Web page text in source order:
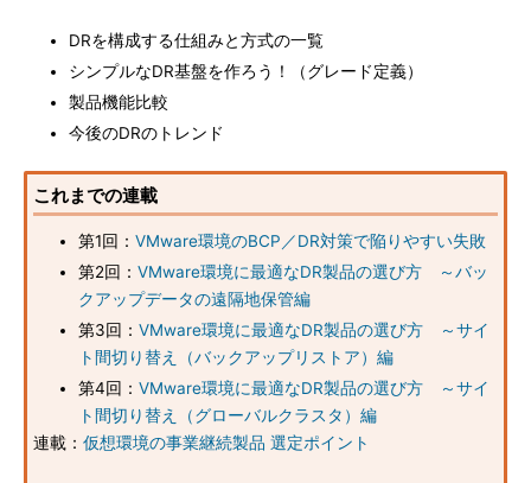
DRを構成する仕組みと方式の一覧
シンプルなDR基盤を作ろう！（グレード定義）
製品機能比較
今後のDRのトレンド
これまでの連載
第1回： VMware環境のBCP／DR対策で陥りやすい失敗
第2回： VMware環境に最適なDR製品の選び方 ～バッ
クアップデータの遠隔地保管編
第3回： VMware環境に最適なDR製品の選び方 ～サイ
ト間切り替え（バックアップリストア）編
第4回： VMware環境に最適なDR製品の選び方 ～サイ
ト間切り替え（グローバルクラスタ）編
連載： 仮想環境の事業継続製品 選定ポイント